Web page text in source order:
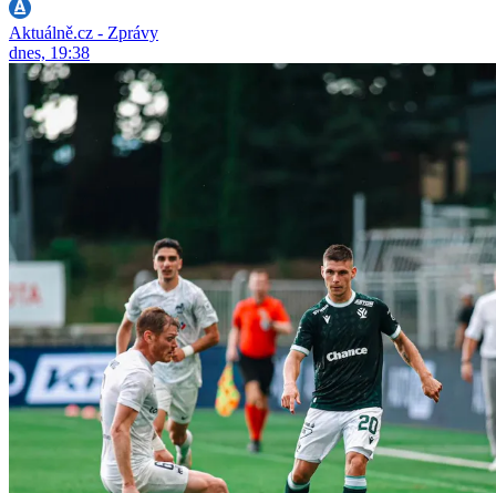
Aktuálně.cz - Zprávy
dnes, 19:38